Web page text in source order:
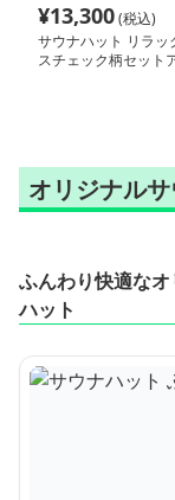
¥13,300(税込)
サウナハット リラッ
スチェック柄セット
オリジナル
ふんわり快適な
ハット